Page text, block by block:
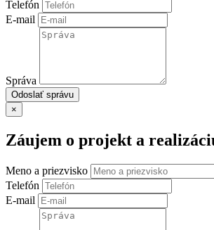
Telefón
E-mail
Správa
Odoslať správu
×
Záujem o projekt a
Meno a priezvisko
Telefón
E-mail